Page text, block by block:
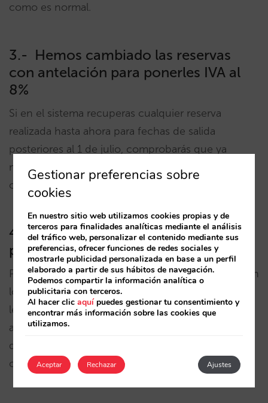
como es normal.
3.- Hemos cambiado las reservas
con antelación para ponerles IVA al
8%
Si en el sistema recuperas cualquier reserva
realizada hasta ahora para fechas de salida
posteriores al 1 de julio, comprobarás que ya
muestran el IVA actualizado, aunque la
confirmación inicial fuera del 7%.
4.- ¿Qué pasa con las reservas que
pernoctan durante el cambio de IVA?
Para simplificar, a las pocas reservas que pernocten
los últimos días de junio Y los primeros de julio se
les confirma IVA del 8% para toda la estancia,
aunque se les añade una advertencia informando
del cambio. El hotel puede ajustar la factura final
como lo considere oportuno.
Gestionar preferencias sobre
cookies
En nuestro sitio web utilizamos cookies propias y de
terceros para finalidades analíticas mediante el análisis
del tráfico web, personalizar el contenido mediante sus
preferencias, ofrecer funciones de redes sociales y
mostrarle publicidad personalizada en base a un perfil
elaborado a partir de sus hábitos de navegación.
Podemos compartir la información analítica o
publicitaria con terceros.
Al hacer clicaquípuedes gestionar tu consentimiento y
encontrar más información sobre las cookies que
utilizamos.
Aceptar Ajustes
Rechazar